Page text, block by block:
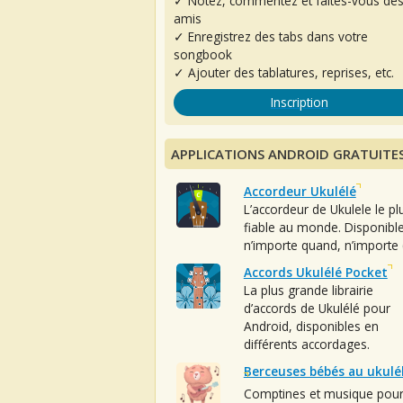
amis
✓ Enregistrez des tabs dans votre
songbook
✓ Ajouter des tablatures, reprises, etc.
Inscription
APPLICATIONS ANDROID
Accordeur Ukulélé
L’accordeur de Ukulele le
fiable au monde. Disponible
n’importe quand, n’importe
Accords Ukulélé Pocket
La plus grande librairie
d’accords de Ukulélé pour
Android, disponibles en
différents accordages.
Berceuses bébés au
Comptines et musique pour